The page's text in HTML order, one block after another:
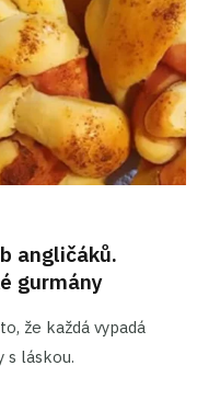
angličáků.
gurmány
že každá vypadá
s láskou.